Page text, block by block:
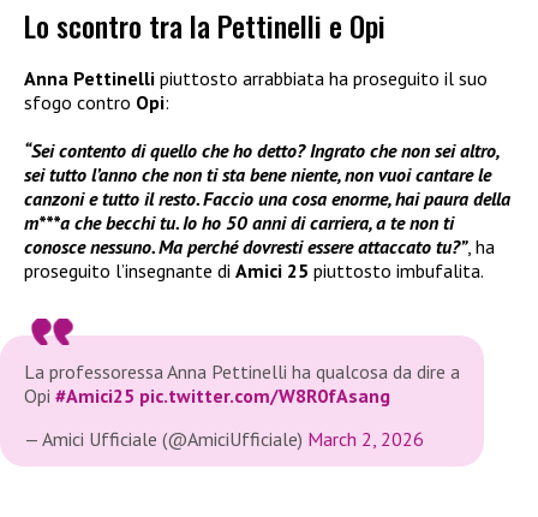
Lo scontro tra la Pettinelli e Opi
Anna Pettinelli piuttosto arrabbiata ha proseguito il suo
sfogo contro Opi:
“Sei contento di quello che ho detto? Ingrato che non sei altro,
sei tutto l’anno che non ti sta bene niente, non vuoi cantare le
canzoni e tutto il resto. Faccio una cosa enorme, hai paura della
m***a che becchi tu. Io ho 50 anni di carriera, a te non ti
conosce nessuno. Ma perché dovresti essere attaccato tu?”, ha
proseguito l’insegnante di Amici 25 piuttosto imbufalita.
La professoressa Anna Pettinelli ha qualcosa da dire a
Opi #Amici25 pic.twitter.com/W8R0fAsang
— Amici Ufficiale (@AmiciUfficiale) March 2, 2026